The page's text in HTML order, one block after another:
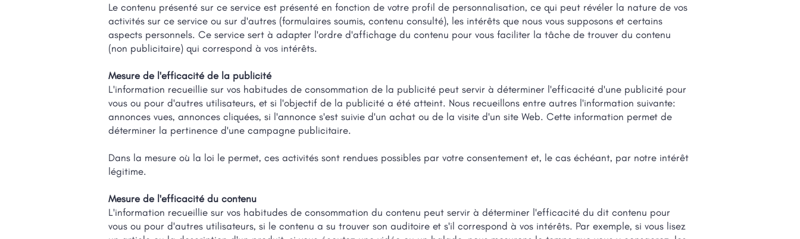
Le contenu présenté sur ce service est présenté en fonction de votre profil de personnalisation, ce qui peut révéler la nature de vos
activités sur ce service ou sur d'autres (formulaires soumis, contenu consulté), les intérêts que nous vous supposons et certains
aspects personnels. Ce service sert à adapter l'ordre d'affichage du contenu pour vous faciliter la tâche de trouver du contenu
(non publicitaire) qui correspond à vos intérêts.
Mesure de l'efficacité de la publicité
L'information recueillie sur vos habitudes de consommation de la publicité peut servir à déterminer l'efficacité d'une publicité pour
vous ou pour d'autres utilisateurs, et si l'objectif de la publicité a été atteint. Nous recueillons entre autres l'information suivante:
annonces vues, annonces cliquées, si l'annonce s'est suivie d'un achat ou de la visite d'un site Web. Cette information permet de
déterminer la pertinence d'une campagne publicitaire.
Dans la mesure où la loi le permet, ces activités sont rendues possibles par votre consentement et, le cas échéant, par notre intérêt
légitime.
Mesure de l'efficacité du contenu
L'information recueillie sur vos habitudes de consommation du contenu peut servir à déterminer l'efficacité du dit contenu pour
vous ou pour d'autres utilisateurs, si le contenu a su trouver son auditoire et s'il correspond à vos intérêts. Par exemple, si vous lisez